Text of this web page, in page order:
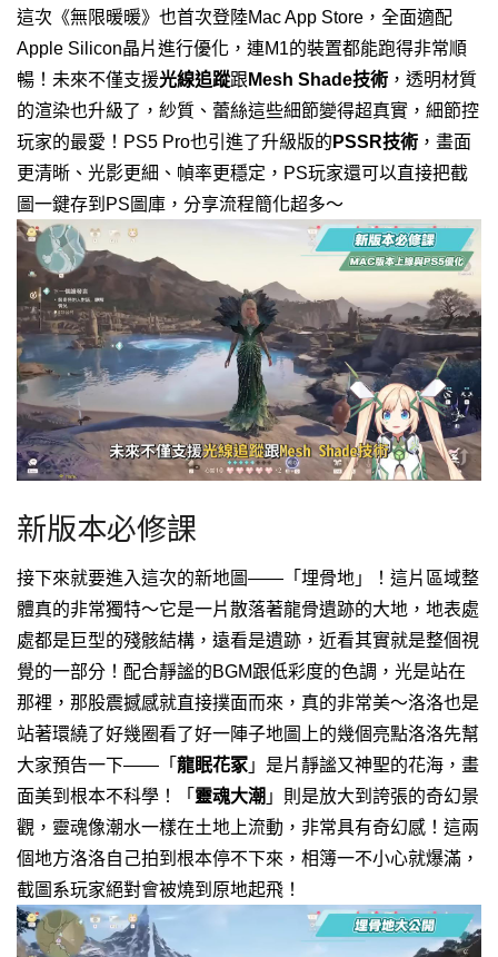
這次《無限暖暖》也首次登陸Mac App Store，全面適配
Apple Silicon晶片進行優化，連M1的裝置都能跑得非常順
暢！未來不僅支援光線追蹤跟 Mesh Shade技術 ， 透明材質
的渲染也升級了，紗質、蕾絲這些細節變得超真實，細節控
玩家的最愛！ PS5 Pro也引進了升級版的 PSSR技術 ，畫面
更清晰、光影更細、幀率更穩定，PS玩家還可以直接把截
圖一鍵存到PS圖庫，分享流程簡化超多～
新版本必修課
接下來就要進入這次的新地圖——「埋骨地」！ 這片區域整
體真的非常獨特～它是一片散落著龍骨遺跡的大地，地表處
處都是巨型的殘骸結構，遠看是遺跡，近看其實就是整個視
覺的一部分！配合靜謐的BGM跟低彩度的色調，光是站在
那裡，那股震撼感就直接撲面而來，真的非常美～洛洛也是
站著環繞了好幾圈看了好一陣子地圖上的幾個亮點洛洛先幫
大家預告一下—— 「 龍眠花冢 」是片靜謐又神聖的花海，畫
面美到根本不科學！
「 靈魂大潮 」則是放大到誇張的奇幻景
觀，靈魂像潮水一樣在土地上流動，非常具有奇幻感！ 這兩
個地方洛洛自己拍到根本停不下來，相簿一不小心就爆滿，
截圖系玩家絕對會被燒到原地起飛！